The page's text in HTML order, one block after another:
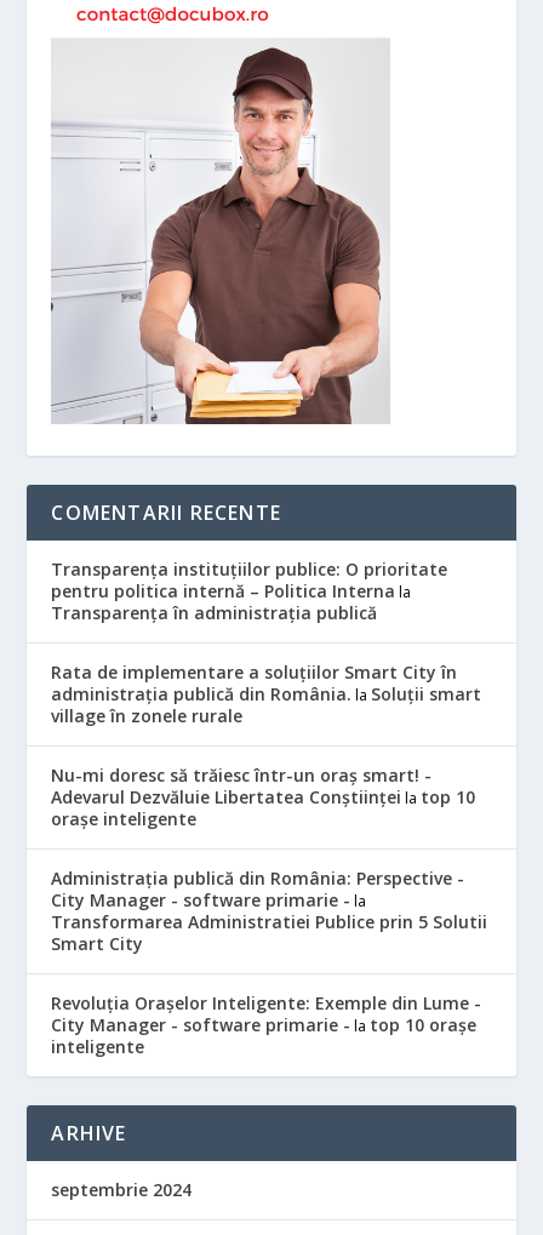
COMENTARII RECENTE
Transparența instituțiilor publice: O prioritate
pentru politica internă – Politica Interna la
Transparența în administrația publică
Rata de implementare a soluțiilor Smart City în
administrația publică din România. la Soluții smart
village în zonele rurale
Nu-mi doresc să trăiesc într-un oraș smart! -
Adevarul Dezvăluie Libertatea Conștiinței la top 10
orașe inteligente
Administrația publică din România: Perspective -
City Manager - software primarie - la
Transformarea Administratiei Publice prin 5 Solutii
Smart City
Revoluția Orașelor Inteligente: Exemple din Lume -
City Manager - software primarie - la top 10 orașe
inteligente
ARHIVE
septembrie 2024